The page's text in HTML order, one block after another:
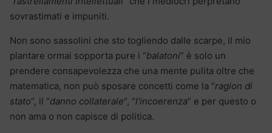
sovrastimati e impuniti.
Non sono sassolini che sto togliendo dalle scarpe, il mio
plantare ormai sopporta pure i “balatoni” è solo un
prendere consapevolezza che una mente pulita oltre che
matematica, non può sposare concetti come la “ragion di
stato“, il “danno collaterale“, “l’incoerenza” e per questo o
non ama o non capisce di politica.